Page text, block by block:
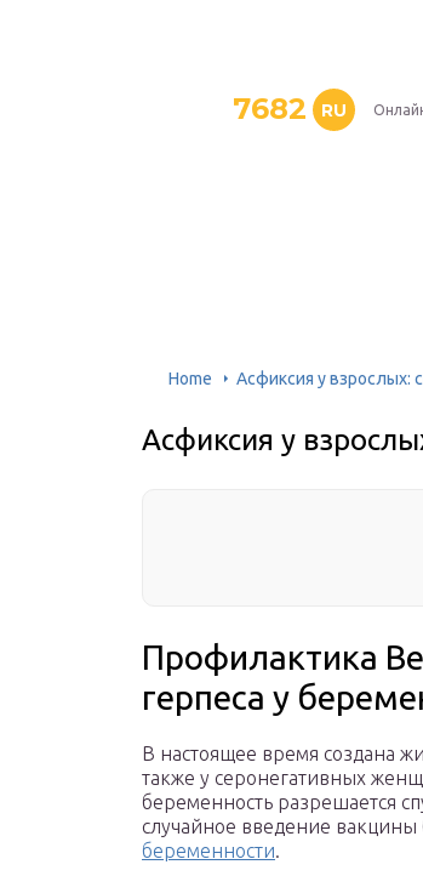
7682 RU
Home Асфиксия у взрослых:
Асфиксия у
Профилактика
герпеса у
В настоящее время создана
также у серонегативных
беременность разрешается
случайное введение
беременности.